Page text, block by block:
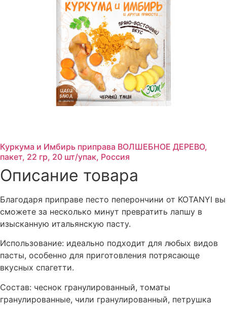
Куркума и Имбирь приправа ВОЛШЕБНОЕ ДЕРЕВО,
пакет, 22 гр, 20 шт/упак, Россия
Описание товара
Благодаря приправе песто пеперончини от KOTANYI вы
сможете за несколько минут превратить лапшу в
изысканную итальянскую пасту.
Использование: идеально подходит для любых видов
пасты, особенно для приготовления потрясающе
вкусных спагетти.
Состав: чеснок гранулированный, томаты
гранулированные, чили гранулированный, петрушка